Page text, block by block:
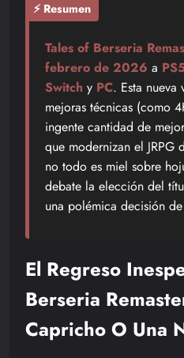
⚡ Resumen
Tales of Berseria
febrero de 2026 a
Switch y PC. Esta nueva
mejoras técnicas (como
ingente cantidad de
que modernizan el
no todo es miel sobre
debate la elección del
una polémica decisión
El Regreso
Berseria
Capricho O Una